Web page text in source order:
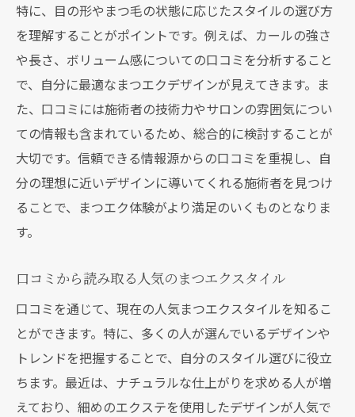
信頼できる口コミ情報を見極めるポイント
口コミサイトを活用したサロン選びのテク
ニック
実際の利用者からのフィードバックを取り
入れる方法
口コミを利用したまつエクサロンの比較方
失敗しないための口コミ情報の正しい読み
ップ
トレンドを抑えたまつエクデザインの口コミチ
ェック法
最新トレンドを把握するための口コミ検索
術
トレンドデザインの選び方に役立つ口コミ
特に、目の形やまつ毛の状態に応じたスタイルの選び方
を理解することがポイントです。例えば、カールの強さ
や長さ、ボリューム感についての口コミを分析すること
で、自分に最適なまつエクデザインが見えてきます。ま
た、口コミには施術者の技術力やサロンの雰囲気につい
ての情報も含まれているため、総合的に検討することが
大切です。信頼できる情報源からの口コミを重視し、自
分の理想に近いデザインに導いてくれる施術者を見つけ
ることで、まつエク体験がより満足のいくものとなりま
す。
口コミから読み取る人気のまつエクスタイル
口コミを通じて、現在の人気まつエクスタイルを知るこ
とができます。特に、多くの人が選んでいるデザインや
トレンドを把握することで、自分のスタイル選びに役立
ちます。最近は、ナチュラルな仕上がりを求める人が増
えており、細めのエクステを使用したデザインが人気で